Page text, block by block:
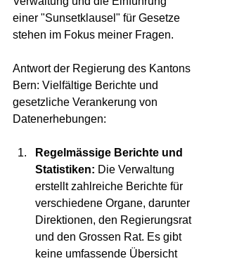
einer "Sunsetklausel" für Gesetze
stehen im Fokus meiner Fragen.
Antwort der Regierung des Kantons
Bern: Vielfältige Berichte und
gesetzliche Verankerung von
Datenerhebungen:
Regelmässige Berichte und
Statistiken: Die Verwaltung
erstellt zahlreiche Berichte für
verschiedene Organe, darunter
Direktionen, den Regierungsrat
und den Grossen Rat. Es gibt
keine umfassende Übersicht